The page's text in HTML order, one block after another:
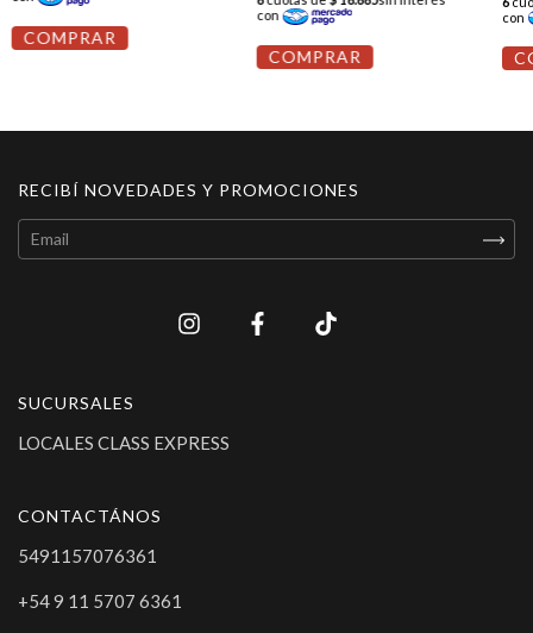
COMPRAR
COMPRAR
RECIBÍ NOVEDADES Y PROMOCIONES
SUCURSALES
LOCALES CLASS EXPRESS
CONTACTÁNOS
5491157076361
+54 9 11 5707 6361